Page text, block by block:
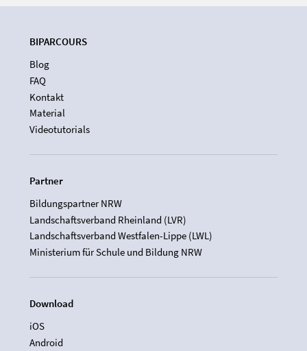
BIPARCOURS
Blog
FAQ
Kontakt
Material
Videotutorials
Partner
Bildungspartner NRW
Landschaftsverband Rheinland (LVR)
Landschaftsverband Westfalen-Lippe (LWL)
Ministerium für Schule und Bildung NRW
Download
iOS
Android